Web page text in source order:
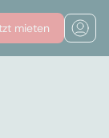
mieten